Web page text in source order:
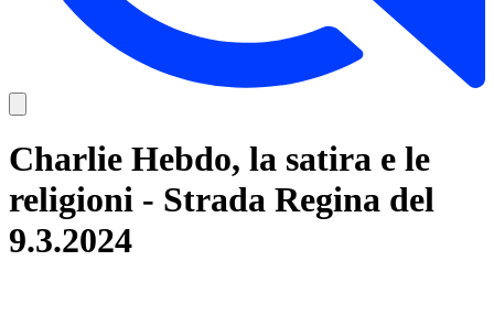
Charlie Hebdo, la satira e le
religioni - Strada Regina del
9.3.2024